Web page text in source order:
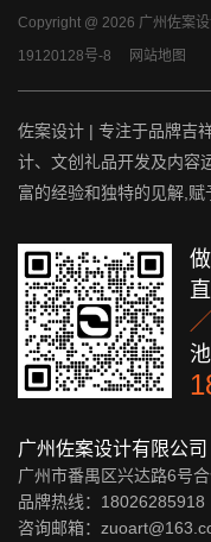
Copyright @ 2026 广州佐案
19120128号-8
网站地图
佐案设计 | 专注于品牌吉
计、文创礼品开发及内容
富的经验和独特的见解,赋

广州佐案设计有限公司
广州市番禺区兴达路6号
品牌热线：18026285918
咨询邮箱：